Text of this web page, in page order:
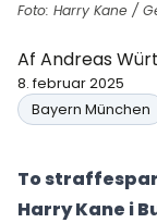
Foto: Harry Kane /
Af Andreas
8. februar 2025
Bayern München
To
Harry Kane i